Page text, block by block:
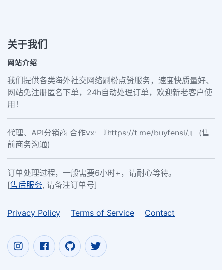
关于我们
网站介绍
我们提供各类海外社交网络刷粉点赞服务，速度快质量好、
网站免注册匿名下单，24h自动处理订单，欢迎新老客户使
用！
代理、API分销商 合作vx: 『https://t.me/buyfensi/』 (售
前商务沟通)
订单处理过程，一般需要6小时+，请耐心等待。
[售后服务, 请备注订单号]
Privacy Policy Terms of Service Contact